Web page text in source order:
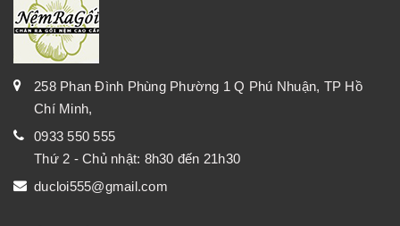
258 Phan Đình Phùng Phường 1 Q Phú Nhuận, TP Hồ
Chí Minh,
0933 550 555
Thứ 2 - Chủ nhật: 8h30 đến 21h30
ducloi555@gmail.com